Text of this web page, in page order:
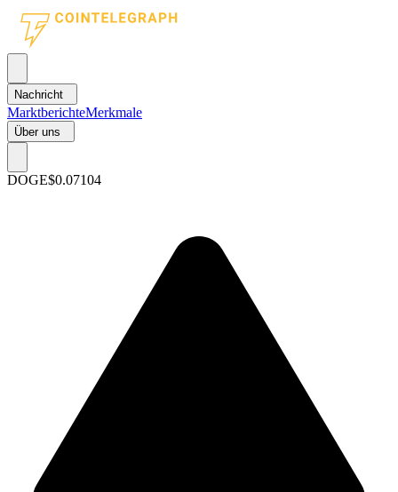
Nachricht
MarktberichteMerkmale
Über uns
DOGE$0.07104